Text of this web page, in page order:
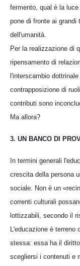
fermento, qual è la
pone di fronte ai grandi
dell'umanità.
Per la realizzazione di
ripensamento di
l'interscambio
contrapposizione di
contributi sono
Ma allora?
3. UN BANCO DI
In termini generali
crescita della persona
sociale. Non è un
correnti culturali
lottizzabili, secondo il
L'educazione è terreno
stessa: essa ha il
scegliersi i contenuti e